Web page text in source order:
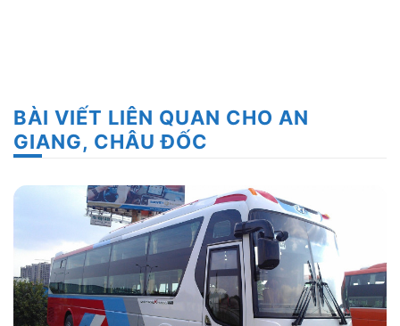
BÀI VIẾT LIÊN QUAN CHO AN
GIANG, CHÂU ĐỐC